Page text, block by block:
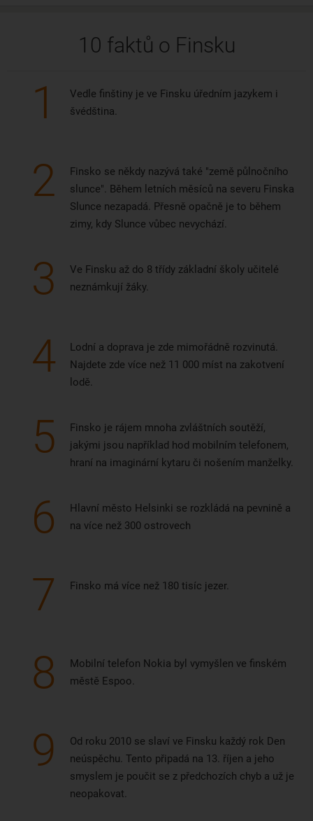
10 faktů o Finsku
1
Vedle finštiny je ve Finsku úředním jazykem i
švédština.
2
Finsko se někdy nazývá také "země půlnočního
slunce". Během letních měsíců na severu Finska
Slunce nezapadá. Přesně opačně je to během
zimy, kdy Slunce vůbec nevychází.
3
Ve Finsku až do 8 třídy základní školy učitelé
neznámkují žáky.
4
Lodní a doprava je zde mimořádně rozvinutá.
Najdete zde více než 11 000 míst na zakotvení
lodě.
5
Finsko je rájem mnoha zvláštních soutěží,
jakými jsou například hod mobilním telefonem,
hraní na imaginární kytaru či nošením manželky.
6
Hlavní město Helsinki se rozkládá na pevnině a
na více než 300 ostrovech
7 Finsko má více než 180 tisíc jezer.
8
Mobilní telefon Nokia byl vymyšlen ve finském
městě Espoo.
9
Od roku 2010 se slaví ve Finsku každý rok Den
neúspěchu. Tento připadá na 13. říjen a jeho
smyslem je poučit se z předchozích chyb a už je
neopakovat.